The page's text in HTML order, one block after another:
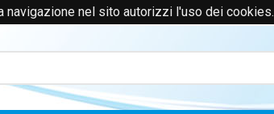
nel sito autorizzi l'uso dei cookies.